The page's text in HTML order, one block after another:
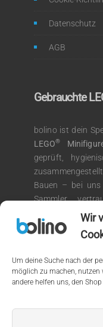
Wir
Um deine Suche nach der
möglich zu machen, nutzen
andere helfen uns, den
Datenschutz
AGB
Gebrauchte
bolino ist dein
LEGO®
geprüft,
Bauen – bei
Sammler
Auswahl an
Bauprojekte.
Kein